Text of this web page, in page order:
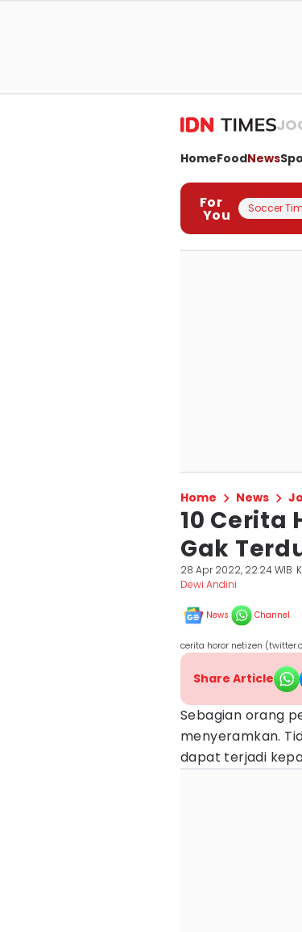
HomeFoodNews
For
You Soccer
Home News
10 Cerita
Gak
28 Apr 2022, 22:24 WIB
Dewi Andini
News Channel
cerita horor netizen
Share Article
Sebagian orang
menyeramkan.
dapat terjadi